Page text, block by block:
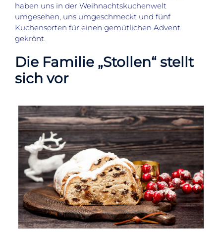
haben uns in der Weihnachtskuchenwelt
umgesehen, uns umgeschmeckt und fünf
Kuchensorten für einen gemütlichen Advent
gekrönt.
Die Familie „Stollen“ stellt
sich vor